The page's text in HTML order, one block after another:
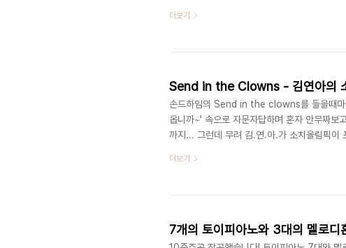
나 다름없이 조용한 스터디 공간입니다. 4층
에서 음식/음료를 주문하고 5층으로 가져가야
더보기
Send in the Clowns - 김연아의
손드하임의 Send in the clowns를 들을때마
옵니까~' 속으로 자문자답하며 혼자 안무짜
까지... 그런데 무려 김.연.아.가 소치올림픽이
팀의 연기를 본 것이었습니다. 사브첸코/졸
다. 이렇듯, 스티븐 손드하임의 를 배경으로 피
더보기
7개의 토이피아노와 3대의 멜로